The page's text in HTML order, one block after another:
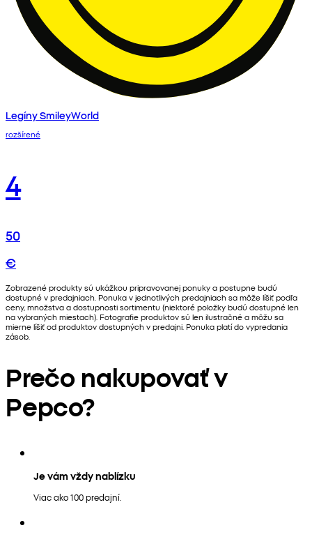
Legíny SmileyWorld
rozšírené
4
50
€
Zobrazené produkty sú ukážkou pripravovanej ponuky a postupne budú
dostupné v predajniach. Ponuka v jednotlivých predajniach sa môže líšiť podľa
ceny, množstva a dostupnosti sortimentu (niektoré položky budú dostupné len
na vybraných miestach). Fotografie produktov sú len ilustračné a môžu sa
mierne líšiť od produktov dostupných v predajni. Ponuka platí do vypredania
zásob.
Prečo nakupovať v
Pepco?
Je vám vždy nablízku
Viac ako 100 predajní.